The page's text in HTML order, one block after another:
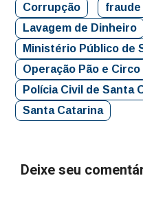
Corrupção
Lavagem de Dinheiro
Ministério Público de
Operação Pão e Circo
Polícia Civil de Santa
Santa Catarina
Deixe seu